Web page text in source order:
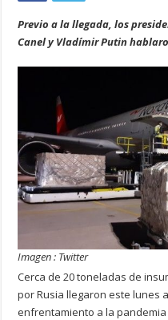
Previo a la llegada, los
Canel y Vladímir Putin
Imagen : Twitter
Cerca de 20 toneladas de
por Rusia llegaron este lunes
enfrentamiento a la